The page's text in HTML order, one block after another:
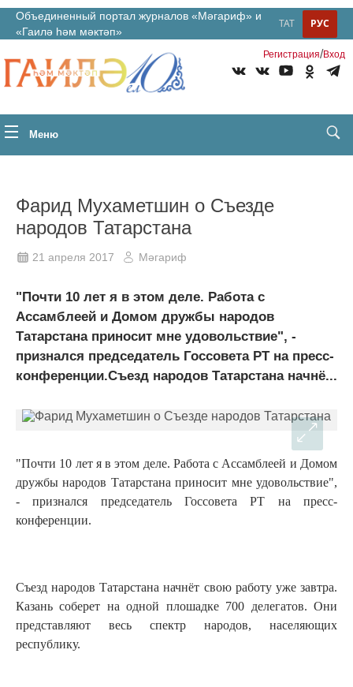
Объединенный портал журналов «Мәгариф» и
«Гаилә һәм мәктәп»
РУС
ТАТ
Регистрация/Вход
Меню
Фарид Мухаметшин о Съезде
народов Татарстана
21 апреля 2017 Мәгариф
"Почти 10 лет я в этом деле. Работа с
Ассамблеей и Домом дружбы народов
Татарстана приносит мне удовольствие", -
признался председатель Госсовета РТ на пресс-
конференции.Съезд народов Татарстана начнё...
"Почти 10 лет я в этом деле. Работа с Ассамблеей и Домом
дружбы народов Татарстана приносит мне удовольствие",
- признался председатель Госсовета РТ на пресс-
конференции.
Съезд народов Татарстана начнёт свою работу уже завтра.
Казань соберет на одной плошадке 700 делегатов. Они
представляют весь спектр народов, населяющих
республику.